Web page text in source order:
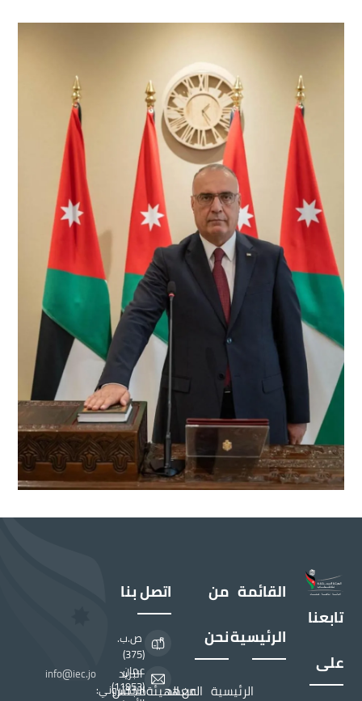
الصورة
تابعنا
على
القائمة
الرئيسية
الرئيسية المعهد
من
نحن
عن الهيئةمجلس
اتصل بنا
ص.ب.
(375)
عمان
(11953)
البريد
الالكتروني:
info@iec.jo